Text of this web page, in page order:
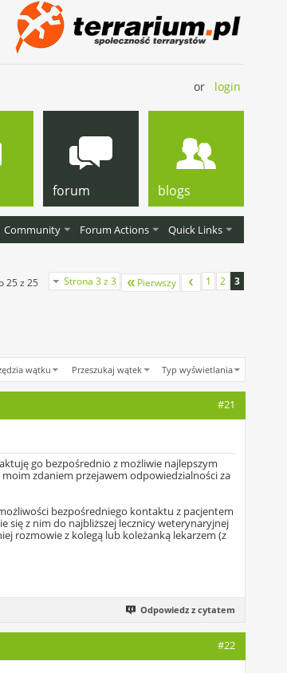
or login
forum
Community Forum Actions Quick Links
blogs
Strona 3 z 3 Pierwszy 1 2 3
25 z 25
wątku Przeszukaj wątek Typ wyświetlania
#21
go bezpośrednio z możliwie najlepszym
zdaniem przejawem odpowiedzialności za
bezpośredniego kontaktu z pacjentem
się z nim do najbliższej lecznicy weterynaryjnej
rozmowie z kolegą lub koleżanką lekarzem (z
Odpowiedz z cytatem
#22